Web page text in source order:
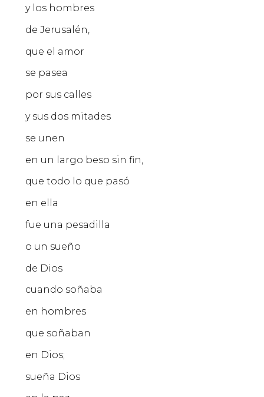
y los hombres
de Jerusalén,
que el amor
se pasea
por sus calles
y sus dos mitades
se unen
en un largo beso sin fin,
que todo lo que pasó
en ella
fue una pesadilla
o un sueño
de Dios
cuando soñaba
en hombres
que soñaban
en Dios;
sueña Dios